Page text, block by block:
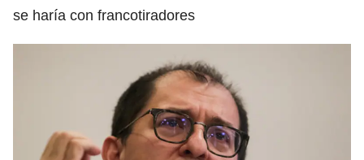
se haría con francotiradores